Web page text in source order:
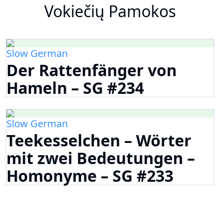
Vokiečių Pamokos
Slow German
Der Rattenfänger von
Hameln – SG #234
Slow German
Teekesselchen – Wörter
mit zwei Bedeutungen –
Homonyme – SG #233